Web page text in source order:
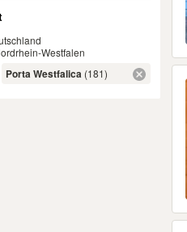
Westfalen
Porta Westfalica (181)